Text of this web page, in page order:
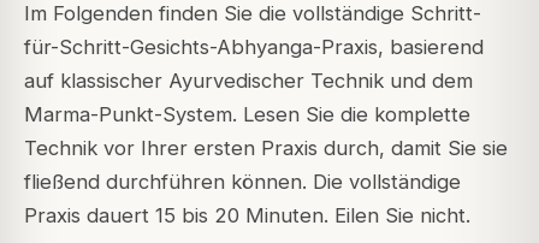
Im Folgenden finden Sie die vollständige Schritt-
für-Schritt-Gesichts-Abhyanga-Praxis, basierend
auf klassischer Ayurvedischer Technik und dem
Marma-Punkt-System. Lesen Sie die komplette
Technik vor Ihrer ersten Praxis durch, damit Sie sie
fließend durchführen können. Die vollständige
Praxis dauert 15 bis 20 Minuten. Eilen Sie nicht.